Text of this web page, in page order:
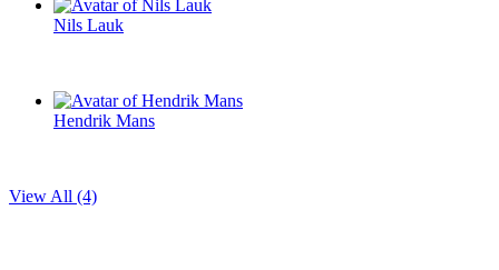
Nils Lauk
Hendrik Mans
View All (4)